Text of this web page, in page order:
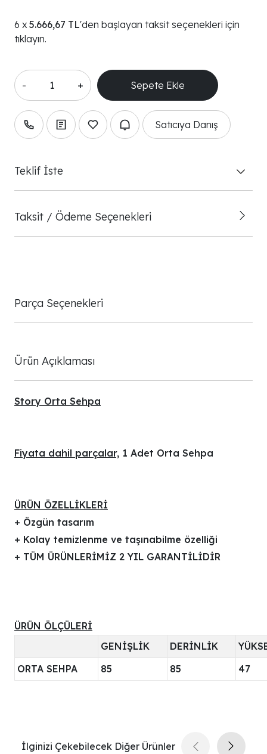
5.666,67 TL'den başlayan taksit seçenekleri için
tıklayın.
- +
Satıcıya Danış
Teklif İste
Taksit / Ödeme Seçenekleri
Parça Seçenekleri
Ürün Açıklaması
Story Orta Sehpa
Fiyata dahil parçalar, 1 Adet Orta Sehpa
ÜRÜN ÖZELLİKLERİ
+ Özgün tasarım
+ Kolay temizlenme ve taşınabilme özelliği
+ TÜM ÜRÜNLERİMİZ 2 YIL GARANTİLİDİR
ÜRÜN ÖLÇÜLERİ
GENİŞLİK
DERİNLİK
ORTA SEHPA
85 85 47
İlginizi Çekebilecek Diğer Ürünler